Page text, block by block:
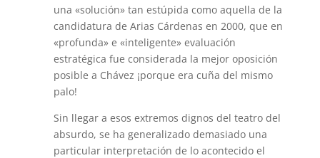
una «solución» tan estúpida como aquella de la
candidatura de Arias Cárdenas en 2000, que en
«profunda» e «inteligente» evaluación
estratégica fue considerada la mejor oposición
posible a Chávez ¡porque era cuña del mismo
palo!
Sin llegar a esos extremos dignos del teatro del
absurdo, se ha generalizado demasiado una
particular interpretación de lo acontecido el